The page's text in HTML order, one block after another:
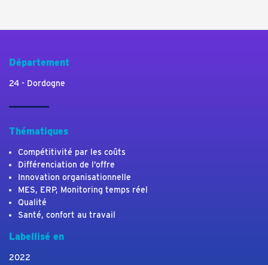
Département
24 - Dordogne
Thématiques
Compétitivité par les coûts
Différenciation de l’offre
Innovation organisationnelle
MES, ERP, Monitoring temps réel
Qualité
Santé, confort au travail
Labellisé en
2022